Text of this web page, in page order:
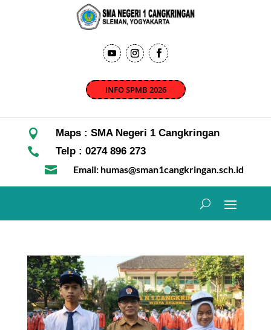
INFO SPMB 2026
 Maps : SMA Negeri 1 Cangkringan
 Telp : 0274 896 273
 Email: humas@sman1cangkringan.sch.id